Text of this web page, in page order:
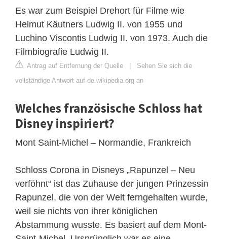
Es war zum Beispiel Drehort für Filme wie
Helmut Käutners Ludwig II. von 1955 und
Luchino Viscontis Ludwig II. von 1973. Auch die
Filmbiografie Ludwig II.
Antrag auf Entfernung der Quelle | Sehen Sie sich die
vollständige Antwort auf de.wikipedia.org an
Welches französische Schloss hat
Disney inspiriert?
Mont Saint-Michel – Normandie, Frankreich
Schloss Corona in Disneys „Rapunzel – Neu
verföhnt“ ist das Zuhause der jungen Prinzessin
Rapunzel, die von der Welt ferngehalten wurde,
weil sie nichts von ihrer königlichen
Abstammung wusste. Es basiert auf dem Mont-